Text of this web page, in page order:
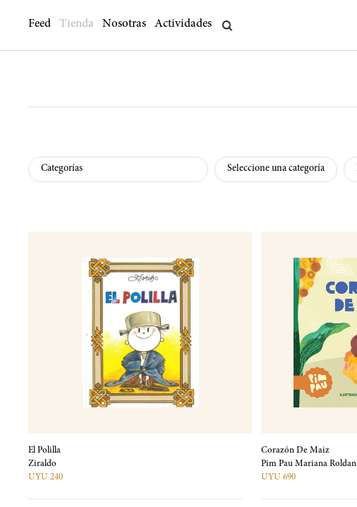
Feed Tienda Nosotras Actividades
El Polilla
Ziraldo
UYU 240
Corazón De Maiz
Pim Pau Mariana Roldan
UYU 690